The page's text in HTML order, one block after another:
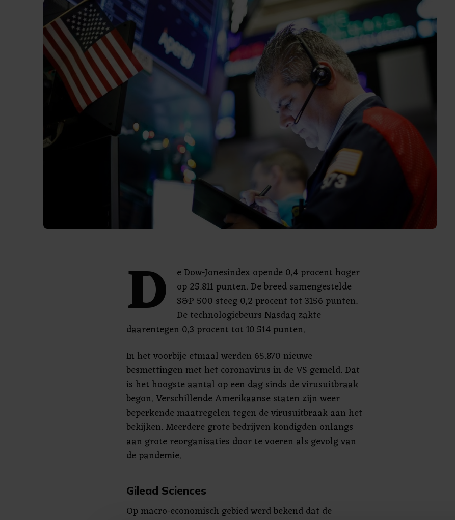
D
e Dow-Jonesindex opende 0,4 procent hoger
op 25.811 punten. De breed samengestelde
S&P 500 steeg 0,2 procent tot 3156 punten.
De technologiebeurs Nasdaq zakte
daarentegen 0,3 procent tot 10.514 punten.
In het voorbije etmaal werden 65.870 nieuwe
besmettingen met het coronavirus in de VS gemeld. Dat
is het hoogste aantal op een dag sinds de virusuitbraak
begon. Verschillende Amerikaanse staten zijn weer
beperkende maatregelen tegen de virusuitbraak aan het
bekijken. Meerdere grote bedrijven kondigden onlangs
aan grote reorganisaties door te voeren als gevolg van
de pandemie.
Gilead Sciences
Op macro-economisch gebied werd bekend dat de